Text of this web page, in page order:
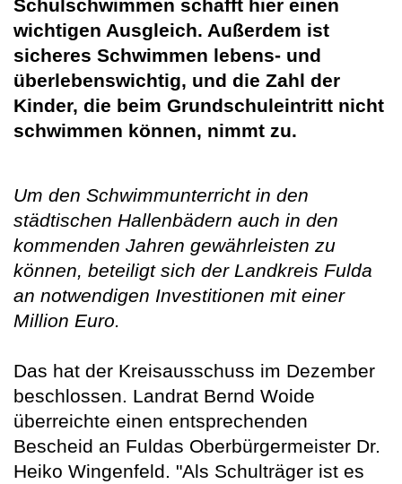
Schulschwimmen schafft hier einen
wichtigen Ausgleich. Außerdem ist
sicheres Schwimmen lebens- und
überlebenswichtig, und die Zahl der
Kinder, die beim Grundschuleintritt nicht
schwimmen können, nimmt zu.
Um den Schwimmunterricht in den
städtischen Hallenbädern auch in den
kommenden Jahren gewährleisten zu
können, beteiligt sich der Landkreis Fulda
an notwendigen Investitionen mit einer
Million Euro.
Das hat der Kreisausschuss im Dezember
beschlossen. Landrat Bernd Woide
überreichte einen entsprechenden
Bescheid an Fuldas Oberbürgermeister Dr.
Heiko Wingenfeld. "Als Schulträger ist es